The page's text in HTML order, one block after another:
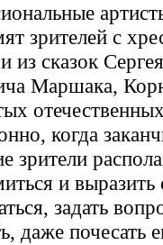
зрителей с
из сказок
Маршака,
когда
зрители
и
задать
даже почесать